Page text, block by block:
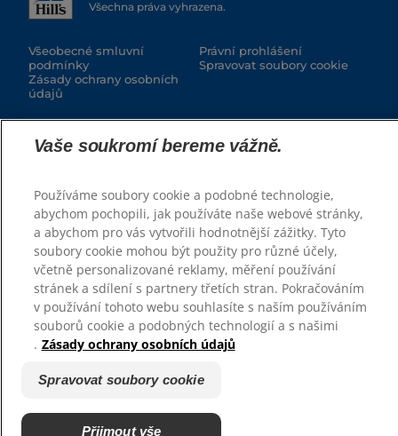
Všechna práva vyhrazena.
Všeobecné smluvní
podmínky
Zásady ochrany osobních
údajů
Právní prohlášení
Spravovat soubory cookie
Vaše soukromí bereme vážně.
Používáme soubory cookie a podobné technologie,
abychom pochopili, jak používáte naše webové stránky,
a abychom pro vás vytvořili hodnotnější zážitky. Tyto
soubory cookie mohou být použity pro různé účely,
včetně personalizované reklamy, měření používání
stránek a sdílení s partnery třetích stran. Pokračováním
v používání tohoto webu souhlasíte s naším používáním
souborů cookie a podobných technologií a s našimi
. Zásady ochrany osobních údajů
Spravovat soubory cookie
Přijmout vše